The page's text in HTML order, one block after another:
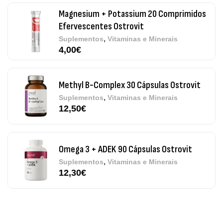
Methyl B-Complex 30 Cápsulas Ostrovit
Suplementos
12,50
Omega 3 + ADEK 90 Cápsulas Ostrovit
Suplementos
Pure Electrolytes 270 G Ostrovit
Desporto